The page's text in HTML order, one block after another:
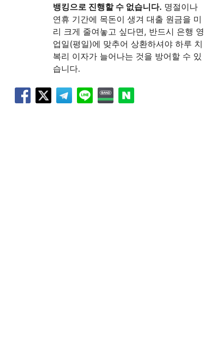
뱅킹으로 진행할 수 없습니다. 명절이나
연휴 기간에 목돈이 생겨 대출 원금을 미
리 크게 줄여놓고 싶다면, 반드시 은행 영
업일(평일)에 맞추어 상환하셔야 하루 치
복리 이자가 늘어나는 것을 방어할 수 있
습니다.